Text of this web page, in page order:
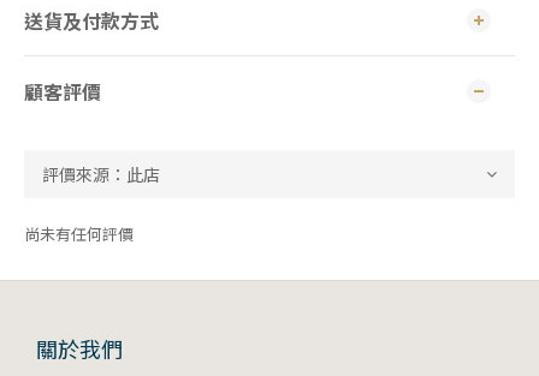
送貨及付款方式
顧客評價
尚未有任何評價
關於我們